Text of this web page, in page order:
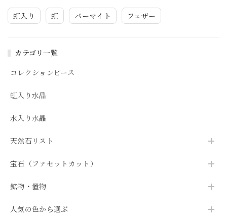
虹入り 虹 パーマイト フェザー
カテゴリ一覧
コレクションピース
虹入り水晶
水入り水晶
天然石リスト
宝石（ファセットカット）
鉱物・置物
人気の色から選ぶ